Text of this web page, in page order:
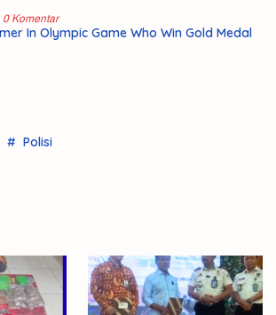
0 Komentar
In Olympic Game Who Win Gold Medal
Polisi